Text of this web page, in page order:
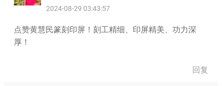
2024-08-29 03:43:57
点赞黄慧民篆刻印屏！刻工精细、印屏精美、功力深
厚！
回复